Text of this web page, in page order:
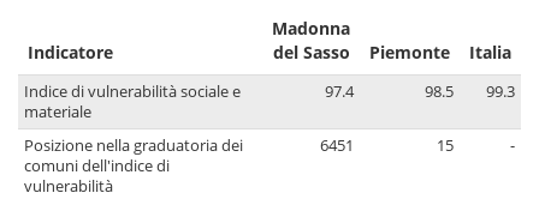
Indicatore
Madonna
del Sasso
Piemonte Italia
Indice di vulnerabilità sociale e
materiale
97.4 98.5 99.3
Posizione nella graduatoria dei
comuni dell'indice di
vulnerabilità
6451 15 -